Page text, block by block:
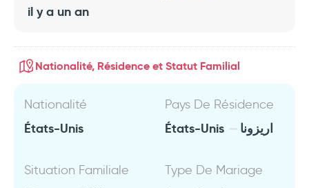
il y a un an
Nationalité, Résidence et Statut Familial
Nationalité
États-Unis
Pays De Résidence
États-Unis اريزونا
Situation Familiale Type De Mariage